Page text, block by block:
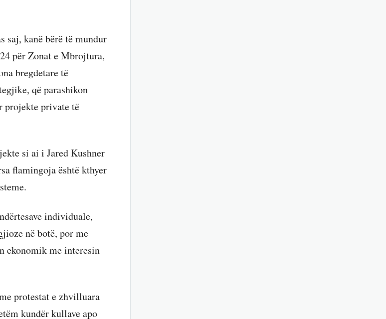
saj, kanë bërë të mundur
për Zonat e Mbrojtura,
bregdetare të
që parashikon
projekte private të
si ai i Jared Kushner
flamingoja është kthyer
individuale,
në botë, por me
ekonomik me interesin
protestat e zhvilluara
kundër kullave apo